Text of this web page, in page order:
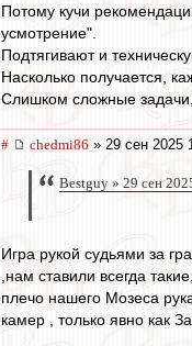
Потому кучи
усмотрение".
Подтягивают и
Насколько получается,
Слишком сложные
# chedmi86 » 29 сен 2025
Bestguy » 29 сен
Игра рукой судьями за
,нам ставили всегда
плечо нашего Мозеса
камер , только явно как